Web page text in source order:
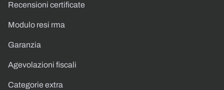
Recensioni certificate
Modulo resi rma
Garanzia
Agevolazioni fiscali
Categorie extra